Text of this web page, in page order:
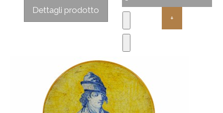
Dettagli prodotto